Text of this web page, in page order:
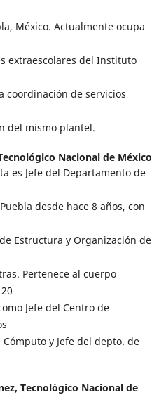
México. Actualmente ocupa
extraescolares del Instituto
coordinación de servicios
del mismo plantel.
Nacional de México
es Jefe del Departamento de
desde hace 8 años, con
Estructura y Organización de
Pertenece al cuerpo
Jefe del Centro de
y Jefe del depto. de
Tecnológico Nacional de